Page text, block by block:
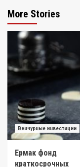
More Stories
Венчурные инвестиции
Ермак фонд
краткосрочных